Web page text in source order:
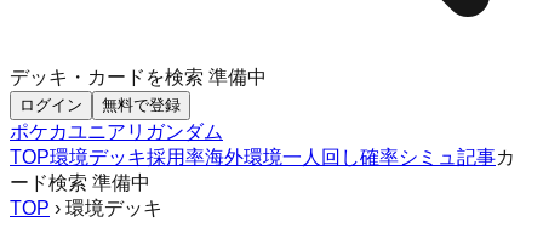
デッキ・カードを検索 準備中
ログイン 無料で登録
ポケカユニアリ ガンダム
TOP環境デッキ採用率海外環境一人回し確率シミュ 記事カ
ード検索 準備中
TOP › 環境デッキ